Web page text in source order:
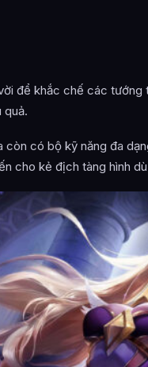
để khắc chế các tướng
quả.
còn có bộ kỹ năng đa
cho kẻ địch tàng hình